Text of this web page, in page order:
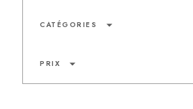
CATÉGORIES arrow_drop_down
PRIX arrow_drop_down